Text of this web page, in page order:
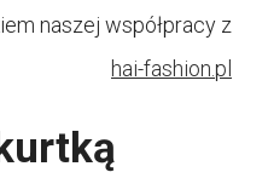
naszej współpracy z
hai-fashion.pl